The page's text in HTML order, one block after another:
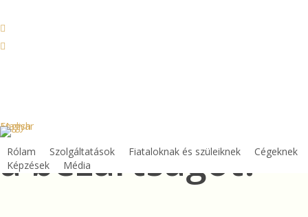
to
main
facebook
linkedin
English
Magyar
Rólam
Szolgáltatások Fiataloknak és szüleiknek
Cégeknek
Képzések
Média
Ridikül: Kezeljük
a bezártságot!